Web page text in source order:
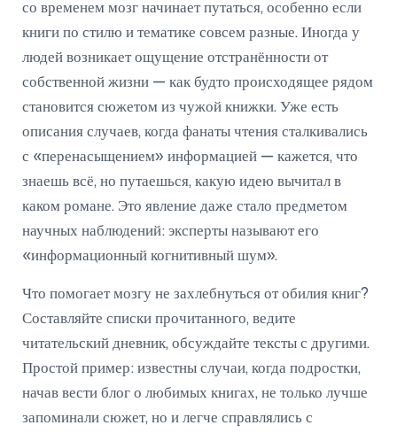
со временем мозг начинает путаться, особенно если
книги по стилю и тематике совсем разные. Иногда у
людей возникает ощущение отстранённости от
собственной жизни — как будто происходящее рядом
становится сюжетом из чужой книжки. Уже есть
описания случаев, когда фанаты чтения сталкивались
с «перенасыщением» информацией — кажется, что
знаешь всё, но путаешься, какую идею вычитал в
каком романе. Это явление даже стало предметом
научных наблюдений: эксперты называют его
«информационный когнитивный шум».
Что помогает мозгу не захлебнуться от обилия книг?
Составляйте списки прочитанного, ведите
читательский дневник, обсуждайте тексты с другими.
Простой пример: известны случаи, когда подростки,
начав вести блог о любимых книгах, не только лучше
запоминали сюжет, но и легче справлялись с